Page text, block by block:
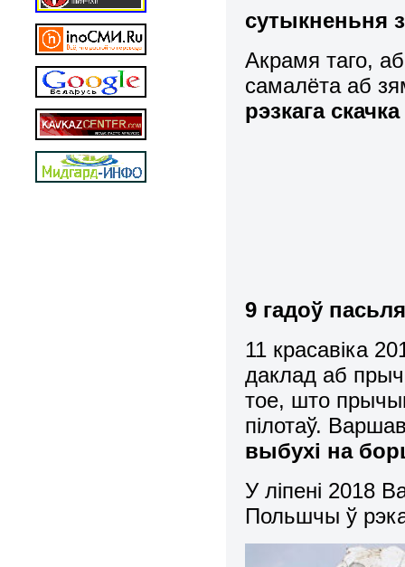
сутыкненьня
Акрамя таго,
самалёта аб
рэзкага
9 гадоў
11 красавіка
даклад аб
тое, што
пілотаў.
выбухі на
У ліпені 2018
Польшчы ў